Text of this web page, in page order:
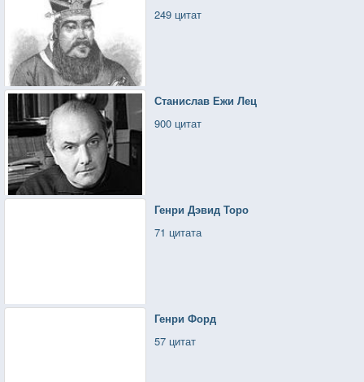
249 цитат
Станислав Ежи Лец
900 цитат
Генри Дэвид Торо
71 цитата
Генри Форд
57 цитат